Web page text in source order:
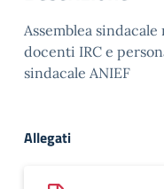
Assemblea
docenti IRC e
sindacale ANIEF
Allegati